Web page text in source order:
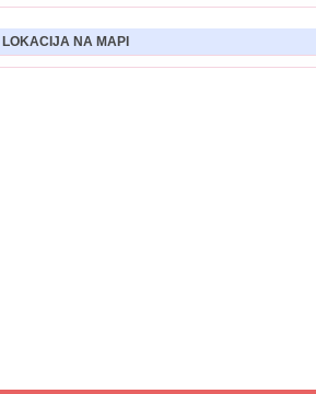
LOKACIJA NA MAPI